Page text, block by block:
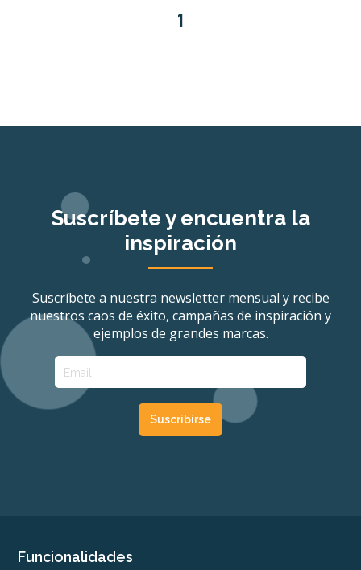
1
Suscríbete y encuentra la
inspiración
Suscríbete a nuestra newsletter mensual y recibe
nuestros caos de éxito, campañas de inspiración y
ejemplos de grandes marcas.
Funcionalidades